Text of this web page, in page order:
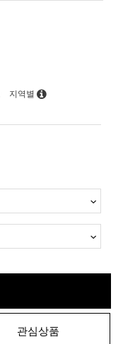
지역별
관심상품